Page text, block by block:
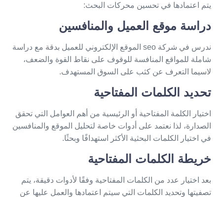
يتم اعتمادها في تحسين محركات البحث:
دراسة موقع العميل والمنافسين
ندرس في شركة seo
الموقع الإلكتروني للعميل بدقة مع دراسة
شاملة للمواقع المنافسة للوقوف على نقاط القوة والضعف،
لاسيما التعرف عن كثب على السوق المستهدف.
تحديد الكلمات المفتاحية
اختيار الكلمة المفتاحية أو الرئيسية من أهم العوامل التي تحقق
الصدارة، لذا نعتمد على أدوات خاصة لتحليل الموقع والمنافسين
في اختيار الكلمات البحثية الأكثر استهدافًا وبحثًا.
خريطة الكلمات المفتاحية
بعد اختيار عدد من الكلمات المفتاحية وفقًا لأدوات دقيقة، يتم
تصفيتها وتحديد الكلمات التي سيتم اعتمادها والعمل عليها عن